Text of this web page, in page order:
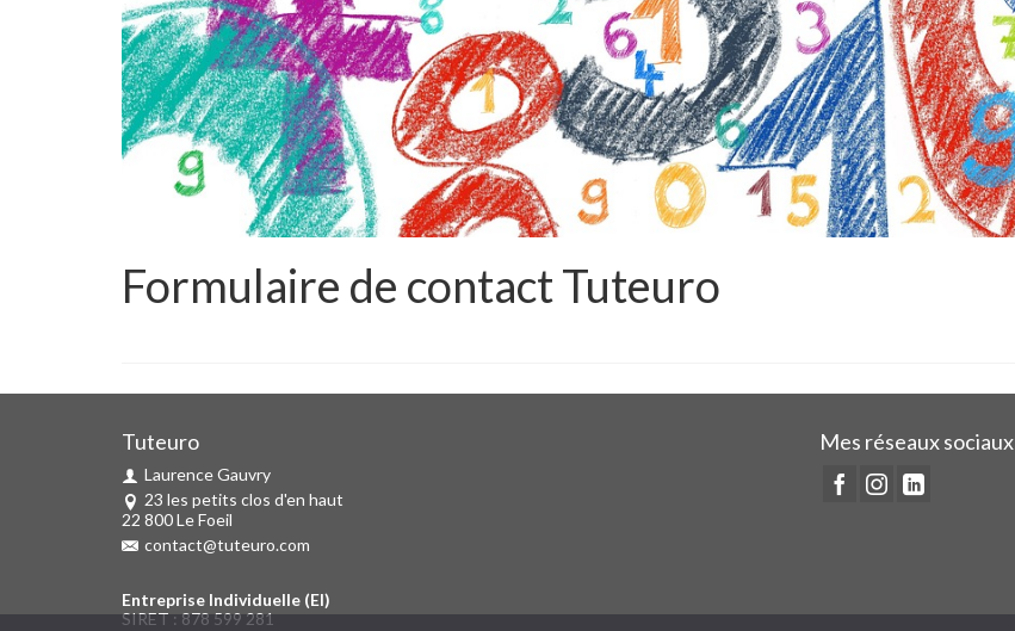
Formulaire de contact Tuteuro
Tuteuro
Laurence Gauvry
23 les petits clos d'en haut
22 800 Le Foeil
contact@tuteuro.com
Entreprise Individuelle (EI)
SIRET : 878 599 281
Mes réseaux sociaux